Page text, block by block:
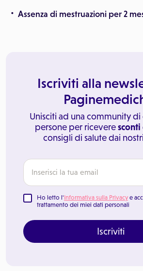
Assenza di mestruazioni per 2
Iscriviti alla
Unisciti ad una community
persone per riceveresconti
consigli di salute dai
Ho letto l'Informativa sulla Privacy e
trattamento dei miei dati personali
Iscriviti